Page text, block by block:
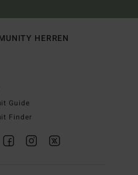
HERREN
Guide
Finder